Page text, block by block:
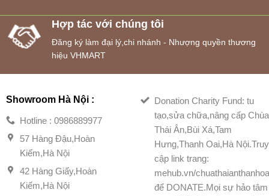
Hợp tác với chúng tôi
Đăng ký làm đại lý,chi nhánh - Nhượng quyền thương
hiệu VHMART
Showroom Hà Nội :
Hotline : 0986889977
57 Hàng Đậu,Hoàn
Kiếm,Hà Nội
42 Hàng Giấy,Hoàn
Kiếm,Hà Nội
Donation Charity Fund: tu
tạo,sửa chữa,nâng cấp Chùa
Thái Ân,Bùi Xá,Tam
Hưng,Thanh Oai,Hà Nội.Truy
cập link trang:
mehub.vn/
để DONATE.Mọi sự hảo tâm